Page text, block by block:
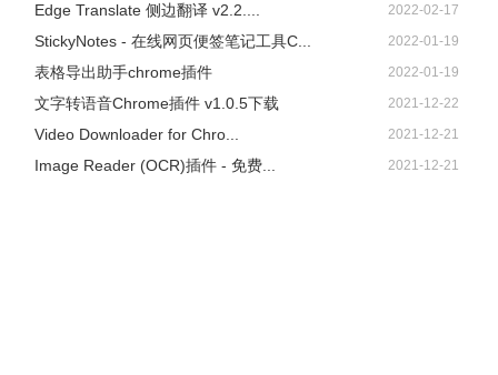
Edge Translate 侧边翻译 v2.2.... 2022-02-17
StickyNotes - 在线网页便签笔记工具C... 2022-01-19
表格导出助手chrome插件 2022-01-19
文字转语音Chrome插件 v1.0.5下载 2021-12-22
Video Downloader for Chro... 2021-12-21
Image Reader (OCR)插件 - 免费... 2021-12-21